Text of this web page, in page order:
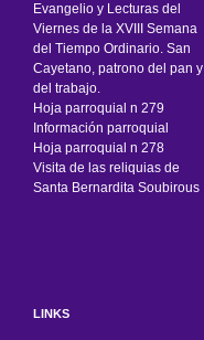
Evangelio y Lecturas del
Viernes de la XVIII Semana
del Tiempo Ordinario. San
Cayetano, patrono del pan y
del trabajo.
Hoja parroquial n 279
Información parroquial
Hoja parroquial n 278
Visita de las reliquias de
Santa Bernardita Soubirous
LINKS